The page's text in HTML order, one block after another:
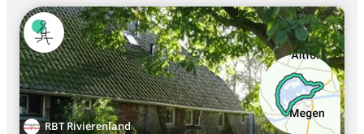
RBT Rivierenland